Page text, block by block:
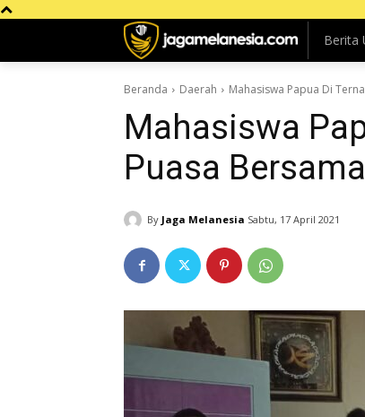
Berita
Beranda Daerah Mahasiswa Papua Di
Mahasiswa
Puasa Bersama
By Jaga Melanesia Sabtu, 17 April 2021